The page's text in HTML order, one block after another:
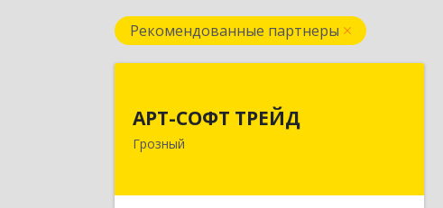
Рекомендованные партнеры
АРТ-СОФТ ТРЕЙД
Грозный
364013, Чеченская Респ, Грозный г,
Подробнее